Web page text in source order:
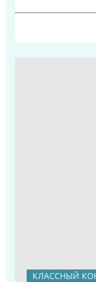
КЛАССНЫЙ